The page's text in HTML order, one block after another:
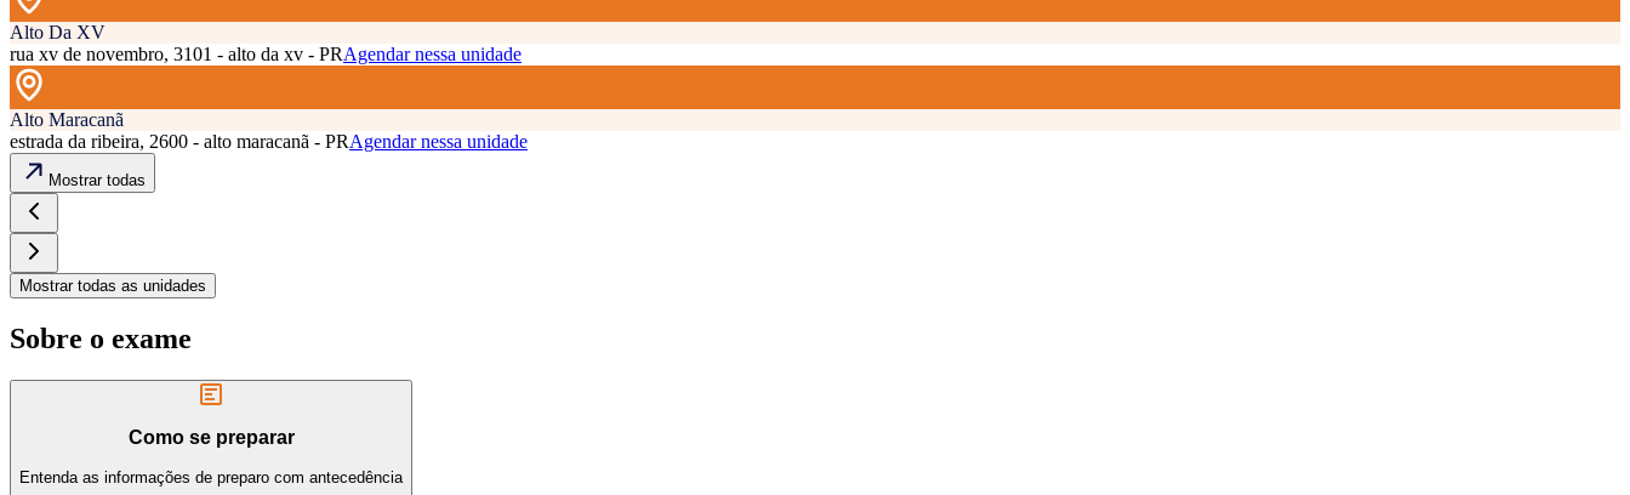
Alto Da XV
rua xv de novembro, 3101 - alto da xv - PRAgendar nessa unidade
Alto Maracanã
estrada da ribeira, 2600 - alto maracanã - PRAgendar nessa unidade
Mostrar todas
Mostrar todas as unidades
Sobre o exame
Como se preparar
Entenda as informações de preparo com antecedência